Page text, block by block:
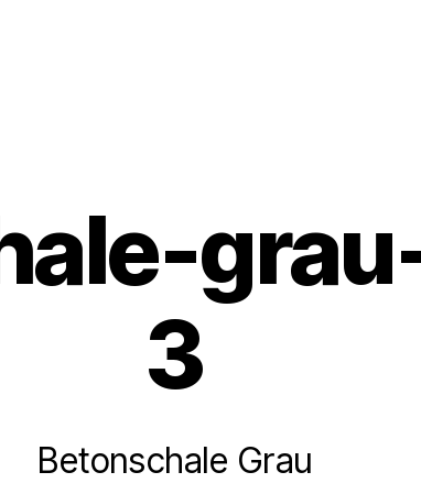
3
Betonschale Grau